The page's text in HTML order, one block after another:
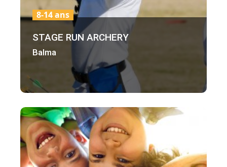
STAGE RUN ARCHERY
Balma
8-14 ans